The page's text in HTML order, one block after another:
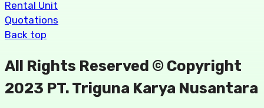
Rental Unit
Quotations
Back top
All Rights Reserved © Copyright
2023 PT. Triguna Karya Nusantara